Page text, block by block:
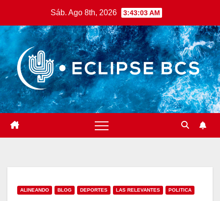
contenido
Sáb. Ago 8th, 2026 3:43:04 AM
ALINEANDO BLOG DEPORTES LAS RELEVANTES POLITICA